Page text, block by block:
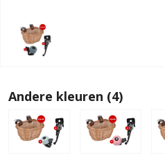
Andere kleuren (4)